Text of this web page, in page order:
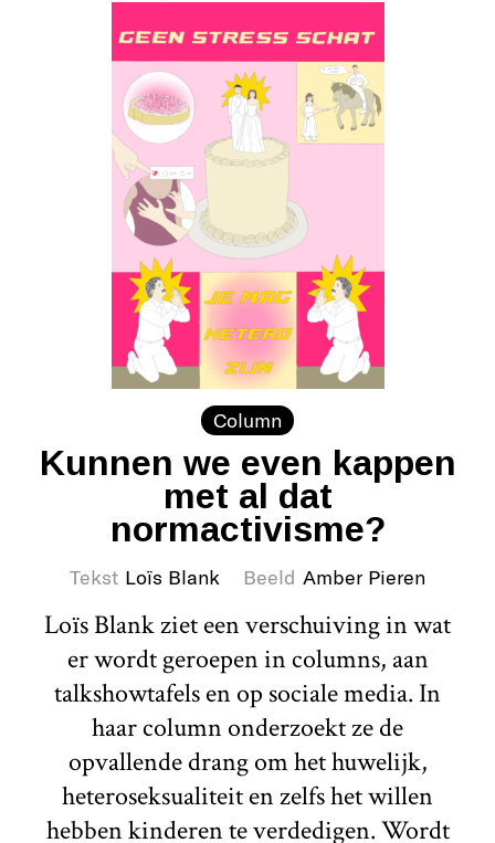
Column
Kunnen we even kappen
met al dat
normactivisme?
Tekst Loïs Blank Beeld Amber Pieren
Loïs Blank ziet een verschuiving in wat
er wordt geroepen in columns, aan
talkshowtafels en op sociale media. In
haar column onderzoekt ze de
opvallende drang om het huwelijk,
heteroseksualiteit en zelfs het willen
hebben kinderen te verdedigen. Wordt